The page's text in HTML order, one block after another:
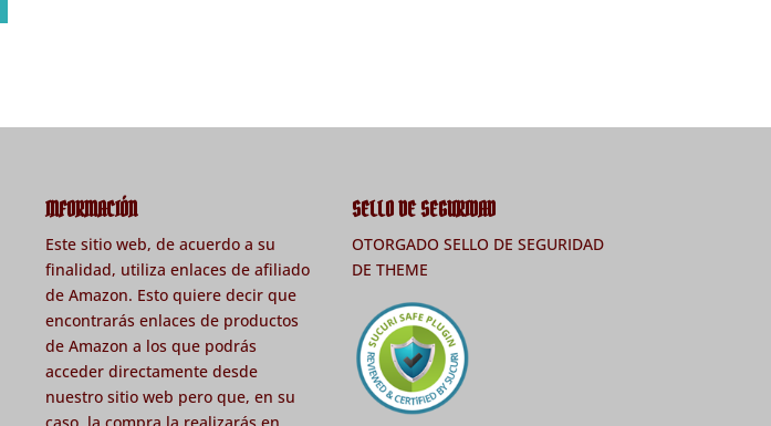
INFORMACIÓN
Este sitio web, de acuerdo a su
finalidad, utiliza enlaces de afiliado
de Amazon. Esto quiere decir que
encontrarás enlaces de productos
de Amazon a los que podrás
acceder directamente desde
nuestro sitio web pero que, en su
SELLO DE SEGURIDAD
OTORGADO SELLO DE SEGURIDAD
DE THEME